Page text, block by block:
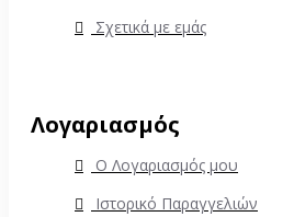
Σχετικά με εμάς
Λογαριασμός
Ο Λογαριασμός μου
Ιστορικό Παραγγελιών